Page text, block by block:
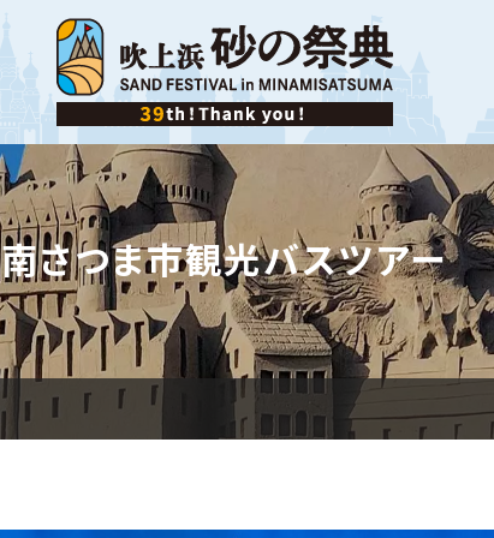
2026吹上浜砂の祭
典 特設サイト
南さつま市観光バスツアー